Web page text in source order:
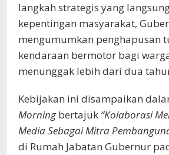
langkah strategis yang
kepentingan masyarakat,
mengumumkan penghapusan
kendaraan bermotor bagi
menunggak lebih dari dua
Kebijakan ini disampaikan
Morningbertajuk “Kolaborasi
Media Sebagai Mitra
di Rumah Jabatan Gubernur